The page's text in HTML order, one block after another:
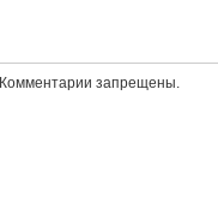
Комментарии запрещены.